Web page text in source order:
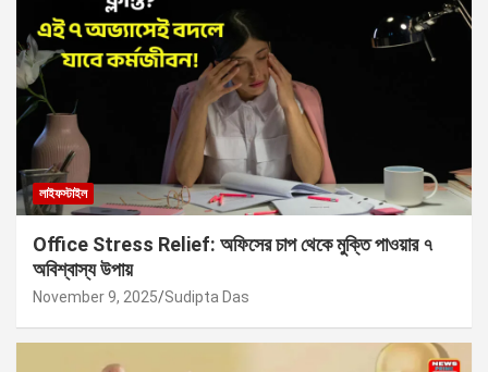
লাইফস্টাইল
Office Stress Relief: অফিসের চাপ থেকে মুক্তি পাওয়ার ৭
অবিশ্বাস্য উপায়
November 9, 2025 Sudipta Das